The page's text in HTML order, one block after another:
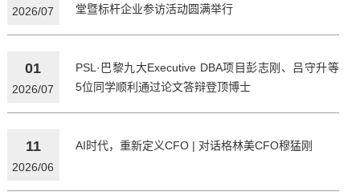
2026/07
堂暨标杆企业参访活动圆满举行
01
2026/07
PSL·巴黎九大Executive DBA项目彭志刚、吕守升等
5位同学顺利通过论文答辩登顶博士
11
2026/06
AI时代，重新定义CFO | 对话格林美CFO穆猛刚